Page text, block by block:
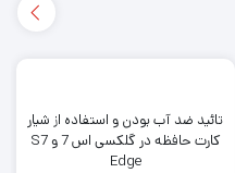
تائید ضد آب بودن و استفاده از شیار
کارت حافظه در گلکسی اس 7 و S7
Edge